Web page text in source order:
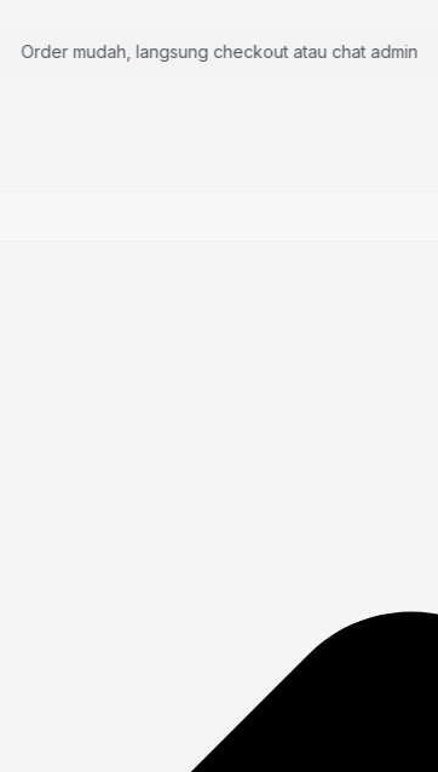
Order mudah, langsung checkout atau chat admin